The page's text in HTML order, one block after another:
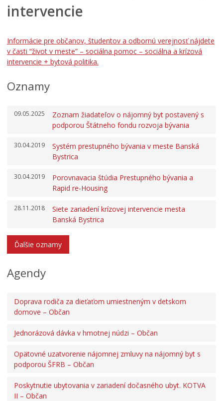
Tlačivá a agendy
Zmluvy, faktúry a objednávky
Projekty
Oznamovanie podozrení z podvodov
Zamestnanie v samospráve
intervencie
Informácie pre občanov, študentov a odbornú verejnosť nájdete
v časti “život v meste” – sociálna pomoc – sociálna a krízová
intervencie + bytová politika.
Oznamy
09.05.2025
Zoznam žiadateľov o nájomný byt postavený s
podporou Štátneho fondu rozvoja bývania
30.04.2019
Systém prestupného bývania v meste Banská
Bystrica
30.04.2019
Porovnavacia štúdia Prestupného bývania a
Rapid re-Housing
28.11.2018
Siete zariadení krízovej intervencie mesta
Banská Bystrica
Ďalšie oznamy
Agendy
Doprava rodiča za dieťaťom umiestneným v detskom
domove – Občan
Jednorázová dávka v hmotnej núdzi – Občan
Opätovné uzatvorenie nájomnej zmluvy na nájomný byt s
podporou ŠFRB – Občan
Poskytnutie ubytovania v zariadení dočasného ubyt. KOTVA
II – Občan